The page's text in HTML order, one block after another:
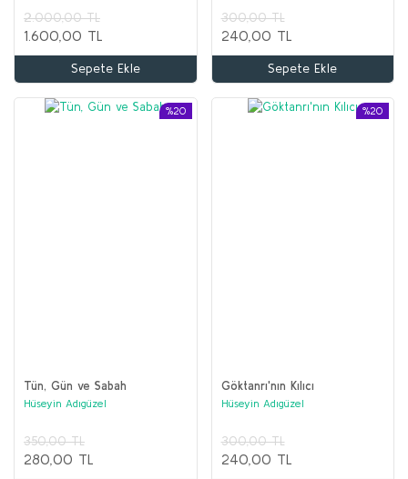
2.000,00 TL
1.600,00 TL
Sepete Ekle
300,00 TL
240,00 TL
Sepete Ekle
%20
Tün, Gün ve Sabah
Hüseyin Adıgüzel
350,00 TL
280,00 TL
%20
Göktanrı'nın Kılıcı
Hüseyin Adıgüzel
300,00 TL
240,00 TL